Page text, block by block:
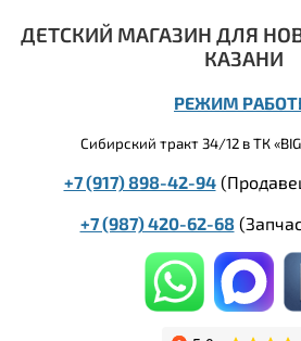
ДЕТСКИЙ МАГАЗИН ДЛЯ
КАЗАНИ
РЕЖИМ
Сибирский тракт 34/12 в ТК
+7 (917) 898-42-94
+7 (987) 420-62-68 (